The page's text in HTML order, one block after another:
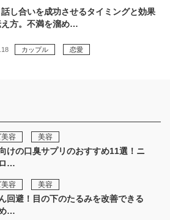
し合いを成功させるタイミングと効果
え方。不満を溜め…
カップル 恋愛
美容 美容
けの口臭サプリのおすすめ11選！ニ
…
美容 美容
回避！目の下のたるみを改善できる
…